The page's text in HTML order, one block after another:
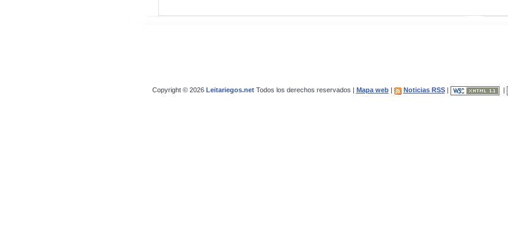
Copyright © 2026 Leitariegos.netTodos los derechos reservados | Mapa web| Noticias RSS|